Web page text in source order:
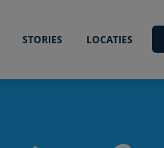
STORIES LOCATIES